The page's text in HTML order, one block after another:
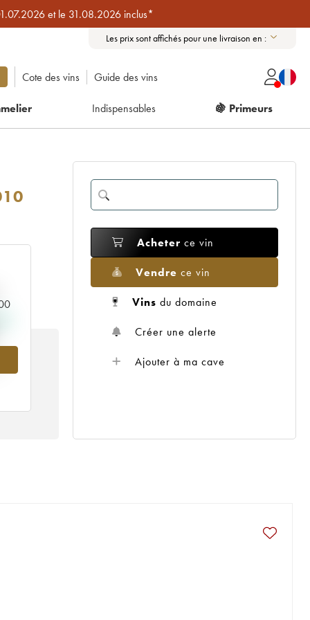
et le 31.08.2026 inclus*
Les prix sont affichés pour une livraison en :
Cote des vins Guide des vins
Indispensables 🍇 Primeurs
Acheter ce vin
Vendre ce vin
Vins du domaine
Créer une alerte
Ajouter à ma cave